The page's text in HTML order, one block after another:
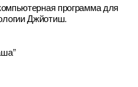
программа для
Джйотиш.